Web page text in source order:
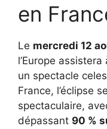
en
Le mercredi 12
l’Europe
un spectacle
France, l’éclipse
spectaculaire,
dépassant 90 %